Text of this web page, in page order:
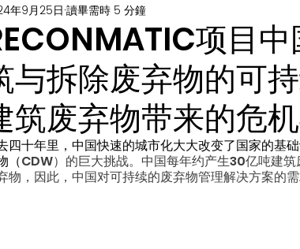
项目
与拆除废弃物的可
筑废弃物带来的危机
年9月25日 讀畢需時 5 分鐘
四十年里，中国快速的城市化大大改变了国家的基
（CDW）的巨大挑战。中国每年约产生30亿吨建
物，因此，中国对可持续的废弃物管理解决方案的